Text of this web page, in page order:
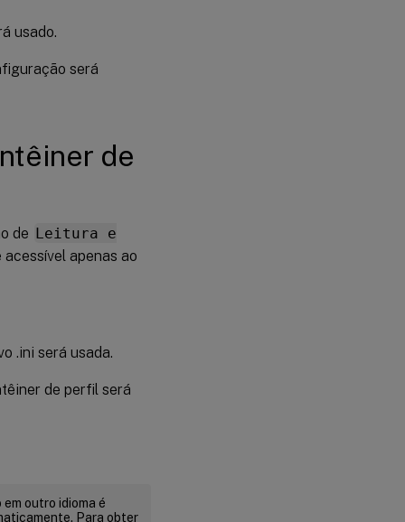
usado.
será
de
de Leitura e
apenas ao
.ini será usada.
de perfil será
outro idioma é
Para obter